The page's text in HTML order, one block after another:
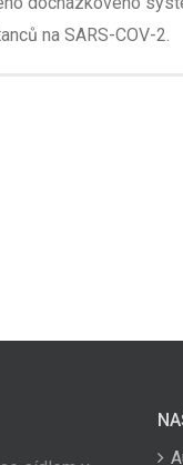
na SARS-COV-2.